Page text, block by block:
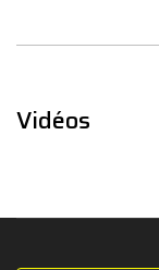
Vidéos